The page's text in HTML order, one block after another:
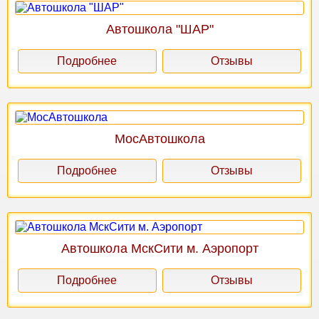
Автошкола "ШАР"
Подробнее Отзывы
МосАвтошкола
Подробнее Отзывы
Автошкола МскСити м. Аэропорт
Подробнее Отзывы